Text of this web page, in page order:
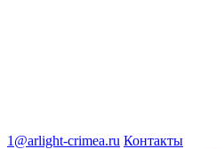
1@arlight-crimea.ru Контакты